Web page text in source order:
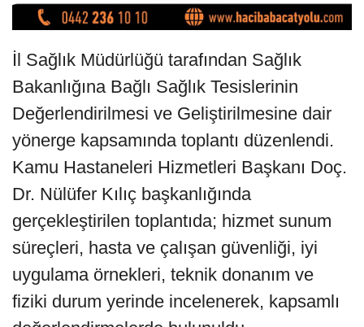
İl Sağlık Müdürlüğü tarafından Sağlık
Bakanlığına Bağlı Sağlık Tesislerinin
Değerlendirilmesi ve Geliştirilmesine dair
yönerge kapsamında toplantı düzenlendi.
Kamu Hastaneleri Hizmetleri Başkanı Doç.
Dr. Nülüfer Kılıç başkanlığında
gerçekleştirilen toplantıda; hizmet sunum
süreçleri, hasta ve çalışan güvenliği, iyi
uygulama örnekleri, teknik donanım ve
fiziki durum yerinde incelenerek, kapsamlı